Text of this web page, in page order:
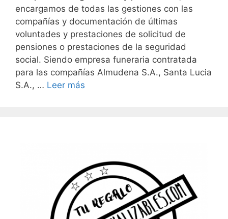
encargamos de todas las gestiones con las
compañías y documentación de últimas
voluntades y prestaciones de solicitud de
pensiones o prestaciones de la seguridad
social. Siendo empresa funeraria contratada
para las compañías Almudena S.A., Santa Lucia
S.A., … Leer más